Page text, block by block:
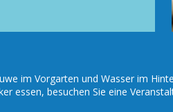
im Vorgarten und Wasser im
essen, besuchen Sie eine